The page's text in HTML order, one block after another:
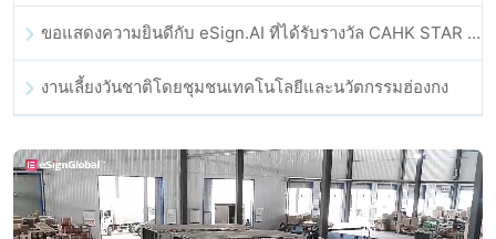
ขอแสดงความยินดีกับ eSign.AI ที่ได้รับรางวัล CAHK STAR Award 2025
งานเลี้ยงวันชาติโดยชุมชนเทคโนโลยีและนวัตกรรมฮ่องกง